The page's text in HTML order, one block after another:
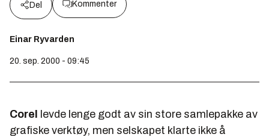
Del Kommenter
Einar Ryvarden
20. sep. 2000 - 09:45
Corel
levde lenge godt av sin store samlepakke av
grafiske verktøy, men selskapet klarte ikke å